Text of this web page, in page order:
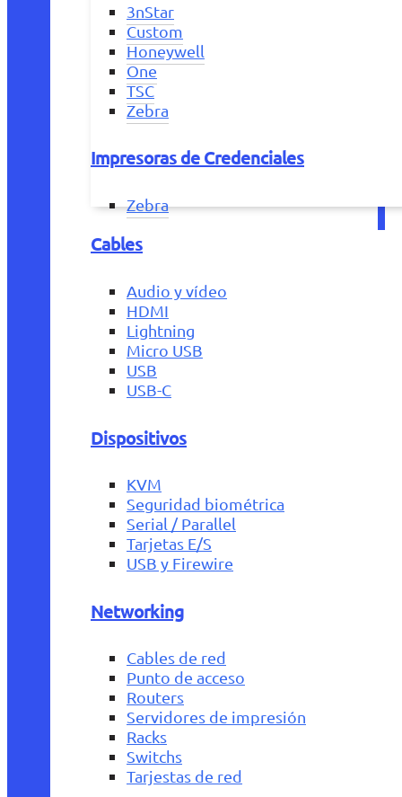
3nStar
Custom
Honeywell
One
TSC
Zebra
Impresoras de Credenciales
Zebra
Cables
Audio y vídeo
HDMI
Lightning
Micro USB
USB
USB-C
Dispositivos
KVM
Seguridad biométrica
Serial / Parallel
Tarjetas E/S
USB y Firewire
Networking
Cables de red
Punto de acceso
Routers
Servidores de impresión
Racks
Switchs
Tarjestas de red